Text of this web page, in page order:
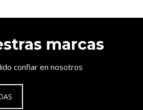
marcas
confiar en nosotros